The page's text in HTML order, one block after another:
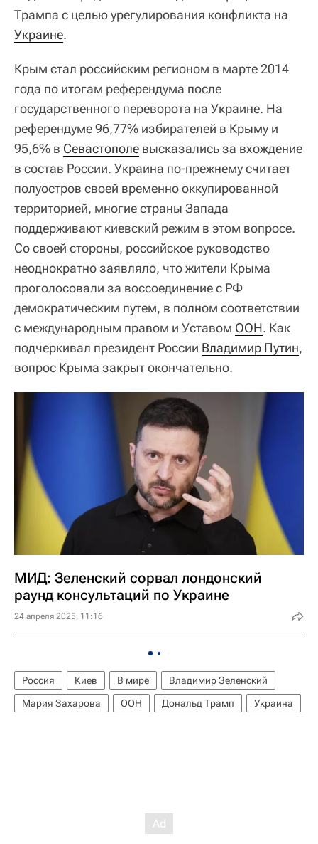
Трампа с целью урегулирования конфликта на
Украине.
Крым стал российским регионом в марте 2014
года по итогам референдума после
государственного переворота на Украине. На
референдуме 96,77% избирателей в Крыму и
95,6% в Севастополе высказались за вхождение
в состав России. Украина по-прежнему считает
полуостров своей временно оккупированной
территорией, многие страны Запада
поддерживают киевский режим в этом вопросе.
Со своей стороны, российское руководство
неоднократно заявляло, что жители Крыма
проголосовали за воссоединение с РФ
демократическим путем, в полном соответствии
с международным правом и Уставом ООН. Как
подчеркивал президент России Владимир Путин,
вопрос Крыма закрыт окончательно.
МИД: Зеленский сорвал лондонский
раунд консультаций по Украине
24 апреля 2025, 11:16
Россия Киев В мире
Владимир Зеленский
Мария Захарова
ООН Дональд Трамп Украина